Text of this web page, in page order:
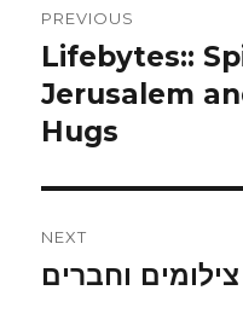
navigation
PREVIOUS
Previous
post:
Lifebytes::
Jerusalem
Hugs
NEXT
Next
וחברים